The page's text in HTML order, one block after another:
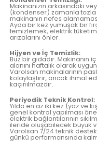
Makinanızın arkasındaki
(kondenser) zamanla
makinanın nefes
Ayda bir kez yumuşak bir
temizlemek, elektrik
arızalarını önler.
Hijyen ve İç Temizlik:
Buz bir gıdadır.
alanını haftalık olarak
Varolsan makinalarının
kolaylaştırır, ancak ihmal
kaçınılmazdır.
Periyodik Teknik Kontrol:
Yılda en az iki kez (yaz ve
genel kontrol yapılması
elektrik bağlantılarının
ileride oluşabilecek büyük
Varolsan 7/24 teknik
günkü performansında